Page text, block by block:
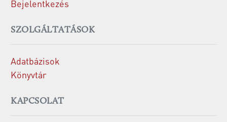
Bejelentkezés
SZOLGÁLTATÁSOK
Adatbázisok
Könyvtár
KAPCSOLAT